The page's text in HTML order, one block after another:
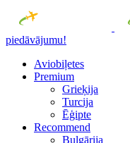
piedāvājumu!
Aviobiļetes
Premium
Grieķija
Turcija
Ēģipte
Recommend
Bulgārija